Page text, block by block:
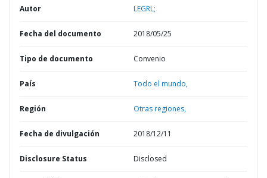
Autor LEGRL;
Fecha del documento 2018/05/25
Tipo de documento Convenio
País Todo el mundo,
Región Otras regiones,
Fecha de divulgación 2018/12/11
Disclosure Status Disclosed